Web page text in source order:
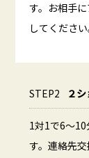
す。お相手
してください
STEP2 ２
1対1で6～
す。連絡先